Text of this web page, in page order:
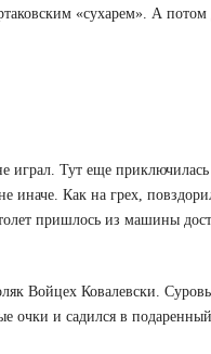
«сухарем». А потом
играл. Тут еще
иначе. Как на грех,
пришлось из машины
Войцех Ковалевски.
очки и садился в